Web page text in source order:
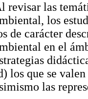
revisar las
los
de carácter
en el
los que se
las